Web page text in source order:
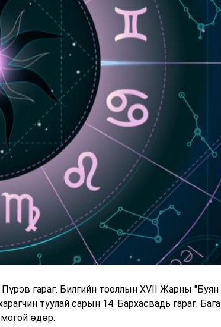
гараг. Билгийн тооллын XVII Жарны "Буян
туулай сарын 14. Бархасвадь гараг. Бага
өдөр.